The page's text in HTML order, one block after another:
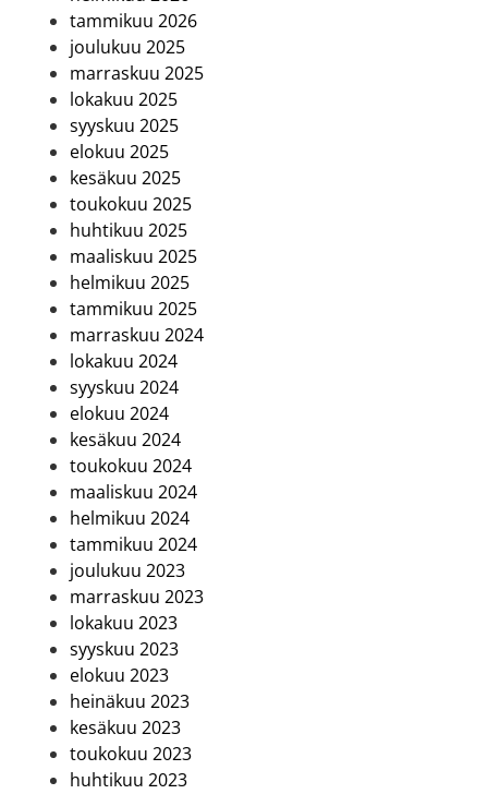
tammikuu 2026
joulukuu 2025
marraskuu 2025
lokakuu 2025
syyskuu 2025
elokuu 2025
kesäkuu 2025
toukokuu 2025
huhtikuu 2025
maaliskuu 2025
helmikuu 2025
tammikuu 2025
marraskuu 2024
lokakuu 2024
syyskuu 2024
elokuu 2024
kesäkuu 2024
toukokuu 2024
maaliskuu 2024
helmikuu 2024
tammikuu 2024
joulukuu 2023
marraskuu 2023
lokakuu 2023
syyskuu 2023
elokuu 2023
heinäkuu 2023
kesäkuu 2023
toukokuu 2023
huhtikuu 2023